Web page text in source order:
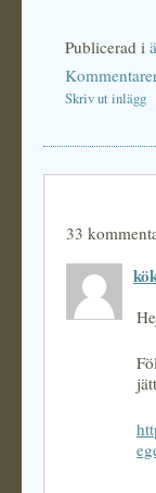
Publicerad i
Skriv ut inlägg
33